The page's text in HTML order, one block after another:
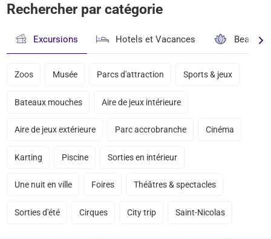
Rechercher par catégorie
Excursions Hotels et Vacances Beauté
Zoos Musée Parcs d'attraction Sports & jeux
Bateaux mouches Aire de jeux intérieure
Aire de jeux extérieure Parc accrobranche Cinéma
Karting Piscine Sorties en intérieur
Une nuit en ville Foires Théâtres & spectacles
Sorties d'été Cirques City trip Saint-Nicolas